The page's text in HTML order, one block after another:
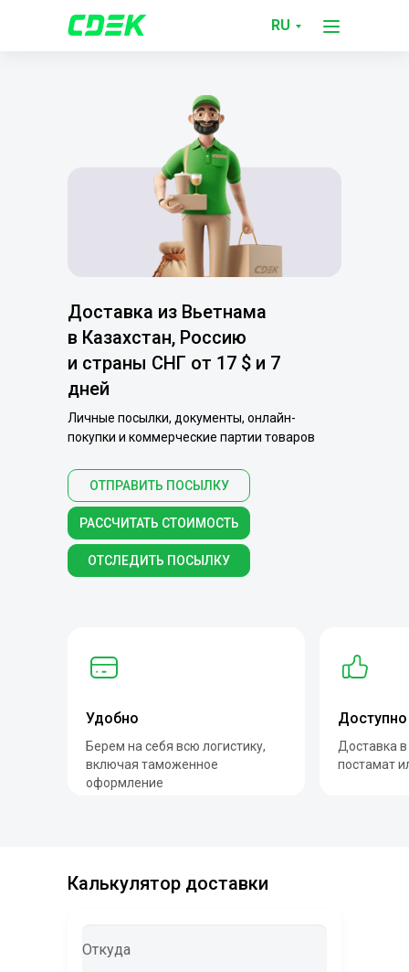
RU
Личные посылки, документы, онлайн-
покупки и коммерческие партии товаров
Доставка из Вьетнама
в Казахстан, Россию
и страны СНГ от 17 $ и 7
дней
ОТПРАВИТЬ ПОСЫЛКУ
РАССЧИТАТЬ СТОИМОСТЬ
ОТСЛЕДИТЬ ПОСЫЛКУ
Удобно
Берем на себя всю логистику,
включая таможенное
оформление
Доступно
Доставка
постамат
Калькулятор доставки
Откуда